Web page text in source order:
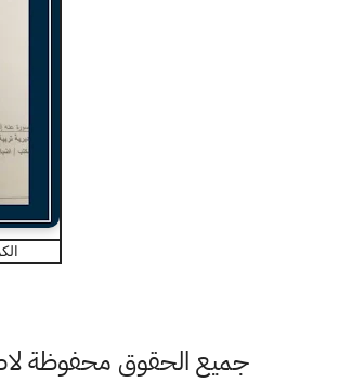
الكرخ ٢ تنويه الكتاب
جميع الحقوق محفوظة